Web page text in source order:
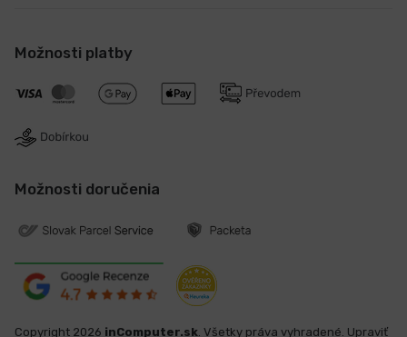
Možnosti platby
Možnosti doručenia
Copyright 2026 inComputer.sk. Všetky práva vyhradené. Upraviť